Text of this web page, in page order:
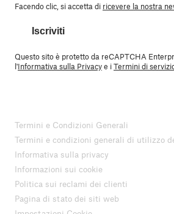
Facendo clic, si accetta di ricevere la nostra
Iscriviti
Questo sito è protetto da reCAPTCHA
l'Informativa sulla Privacye iTermini di
Termini e Condizioni Generali
Termini e condizioni generali di utilizzo
Informativa sulla privacy
Informazioni sui cookie
Politica sui reclami dei clienti
Pagina di stato dei siti web